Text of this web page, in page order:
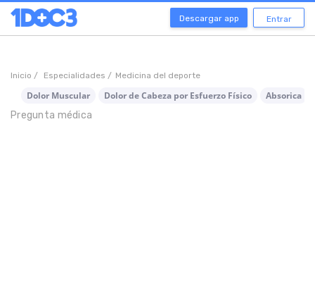
Descargar app Entrar
Inicio / Especialidades / Medicina del deporte
Dolor Muscular Dolor de Cabeza por Esfuerzo Físico
Absorica
Pregunta médica